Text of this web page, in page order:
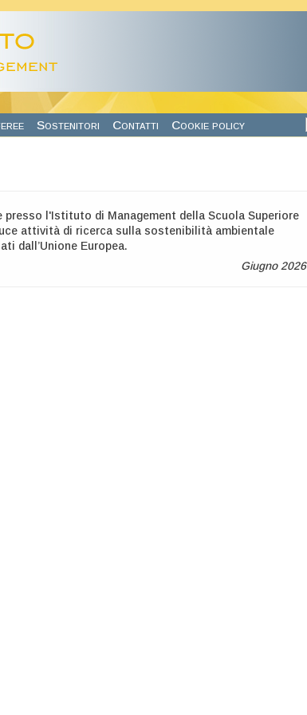
Sostenitori Contatti Cookie policy
presso l'Istituto di Management della Scuola Superiore
attività di ricerca sulla sostenibilità ambientale
dall’Unione Europea.
Giugno 2026